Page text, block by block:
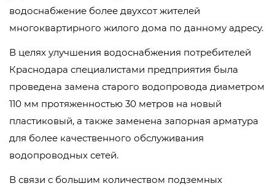
водоснабжение более двухсот жителей
многоквартирного жилого дома по данному адресу.
В целях улучшения водоснабжения потребителей
Краснодара специалистами предприятия была
проведена замена старого водопровода диаметром
110 мм протяженностью 30 метров на новый
пластиковый, а также заменена запорная арматура
для более качественного обслуживания
водопроводных сетей.
В связи с большим количеством подземных